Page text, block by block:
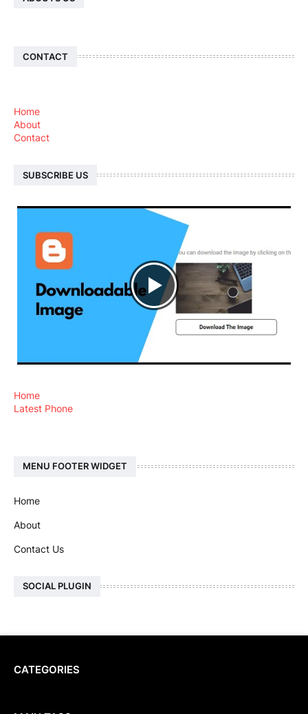
CONTACT
Home
About
Contact
SUBSCRIBE US
Home
Latest Phone
MENU FOOTER WIDGET
Home
About
Contact Us
SOCIAL PLUGIN
CATEGORIES